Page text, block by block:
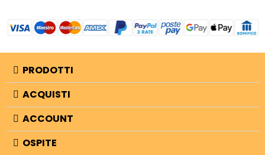
PRODOTTI
ACQUISTI
ACCOUNT
OSPITE